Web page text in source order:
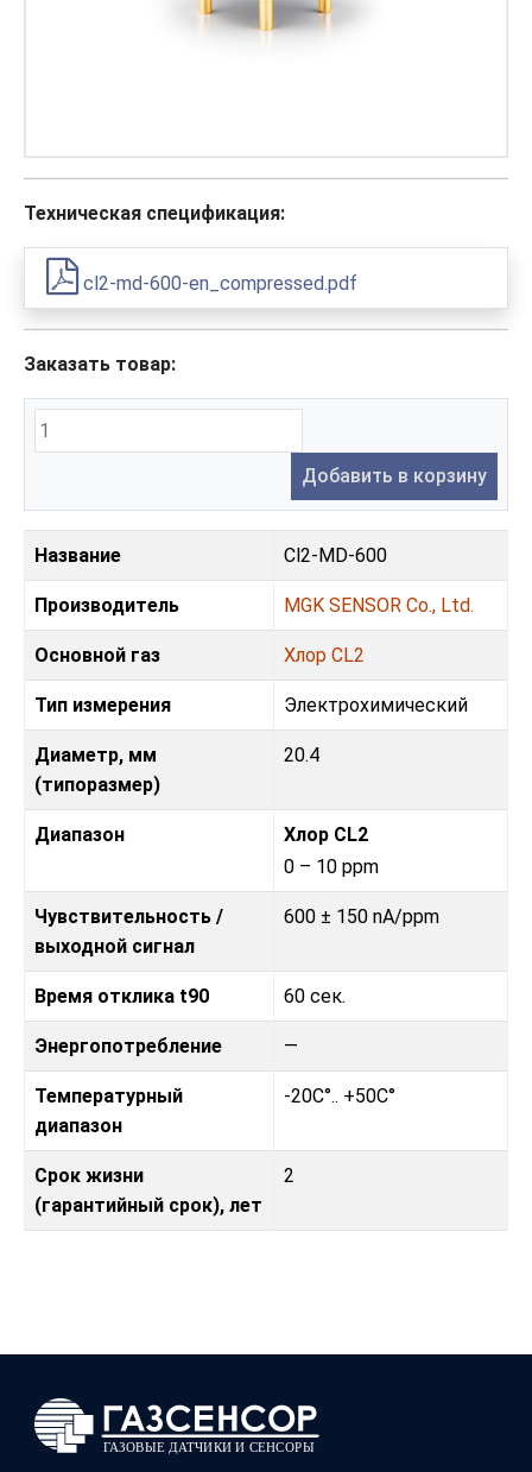
Техническая спецификация:
cl2-md-600-en_compressed.pdf
Заказать товар:
Добавить в корзину
Название Cl2-MD-600
Производитель MGK SENSOR Co., Ltd.
Основной газ Хлор CL2
Тип измерения Электрохимический
Диаметр, мм
(типоразмер)
20.4
Диапазон
Хлор CL2
0 – 10 ppm
Чувствительность /
выходной сигнал
600 ± 150 nA/ppm
Время отклика t90 60 сек.
Энергопотребление —
Температурный
диапазон
-20C°.. +50C°
Срок жизни
(гарантийный срок), лет
2